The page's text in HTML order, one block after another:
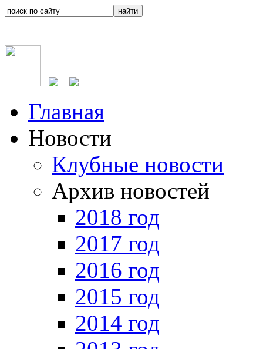
Главная
Новости
Клубные новости
Архив новостей
2018 год
2017 год
2016 год
2015 год
2014 год